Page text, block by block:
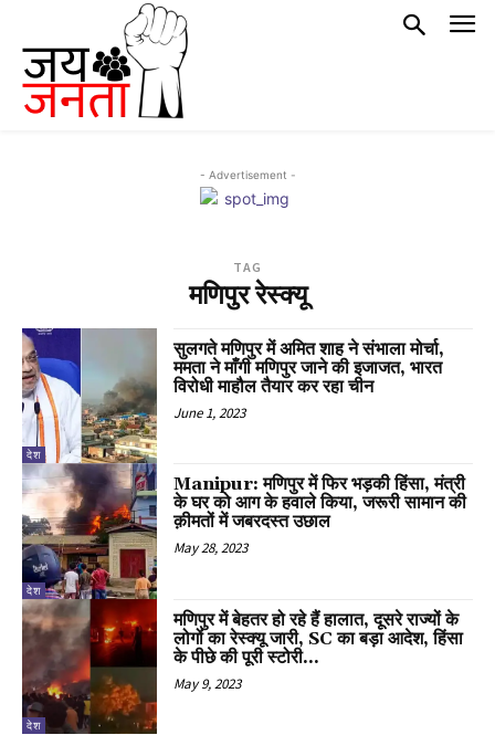
- Advertisement -
TAG
मणिपुर रेस्क्यू
देश
सुलगते मणिपुर में अमित शाह ने संभाला मोर्चा,
ममता ने माँगी मणिपुर जाने की इजाजत, भारत
विरोधी माहौल तैयार कर रहा चीन
June 1, 2023
देश
Manipur: मणिपुर में फिर भड़की हिंसा, मंत्री
के घर को आग के हवाले किया, जरूरी सामान की
क़ीमतों में जबरदस्त उछाल
May 28, 2023
देश
मणिपुर में बेहतर हो रहे हैं हालात, दूसरे राज्यों के
लोगों का रेस्क्यू जारी, SC का बड़ा आदेश, हिंसा
के पीछे की पूरी स्टोरी...
May 9, 2023